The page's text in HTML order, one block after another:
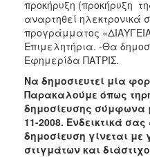
προκήρυξη (προκήρυξη
αναρτηθεί ηλεκτρονικά
προγράμματος
Επιμελητήρια. -Θα
Εφημερίδα ΠΑΤΡΙΣ.
Να δημοσιευτεί μία
Παρακαλούμε όπως
δημοσίευσης σύμφωνα
11-2008. Ενδεικτικά
δημοσίευση γίνεται
στιγμάτων και